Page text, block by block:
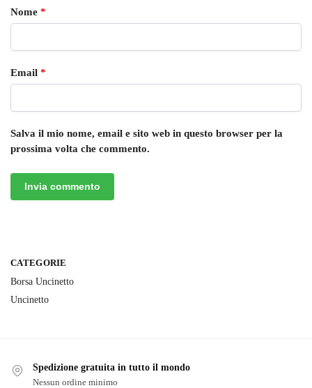
Nome *
Email *
Salva il mio nome, email e sito web in questo browser per la
prossima volta che commento.
CATEGORIE
Borsa Uncinetto
Uncinetto
Spedizione gratuita in tutto il mondo
Nessun ordine minimo